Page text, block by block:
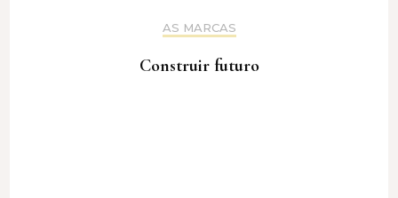
AS MARCAS
Construir futuro